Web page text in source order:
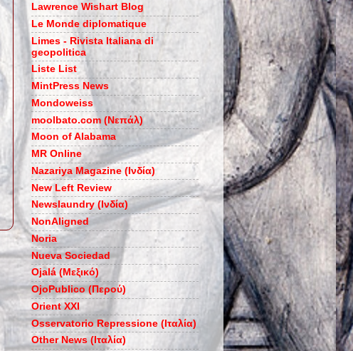
Lawrence Wishart Blog
Le Monde diplomatique
Limes - Rivista Italiana di
geopolitica
Liste List
MintPress News
Mondoweiss
moolbato.com (Νεπάλ)
Moon of Alabama
MR Online
Nazariya Magazine (Ινδία)
New Left Review
Newslaundry (Ινδία)
NonAligned
Noria
Nueva Sociedad
Ojalá (Μεξικό)
OjoPublico (Περού)
Orient XXI
Osservatorio Repressione (Ιταλία)
Other News (Ιταλία)